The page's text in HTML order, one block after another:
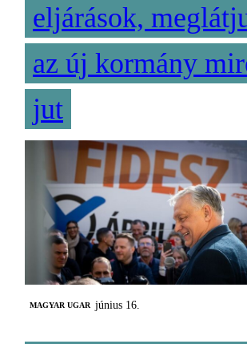
eljárások,
az új kormány
jut
MAGYAR UGAR június 16.